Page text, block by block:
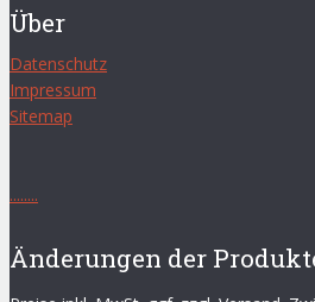
Über
Datenschutz
Impressum
Sitemap
........
Änderungen der